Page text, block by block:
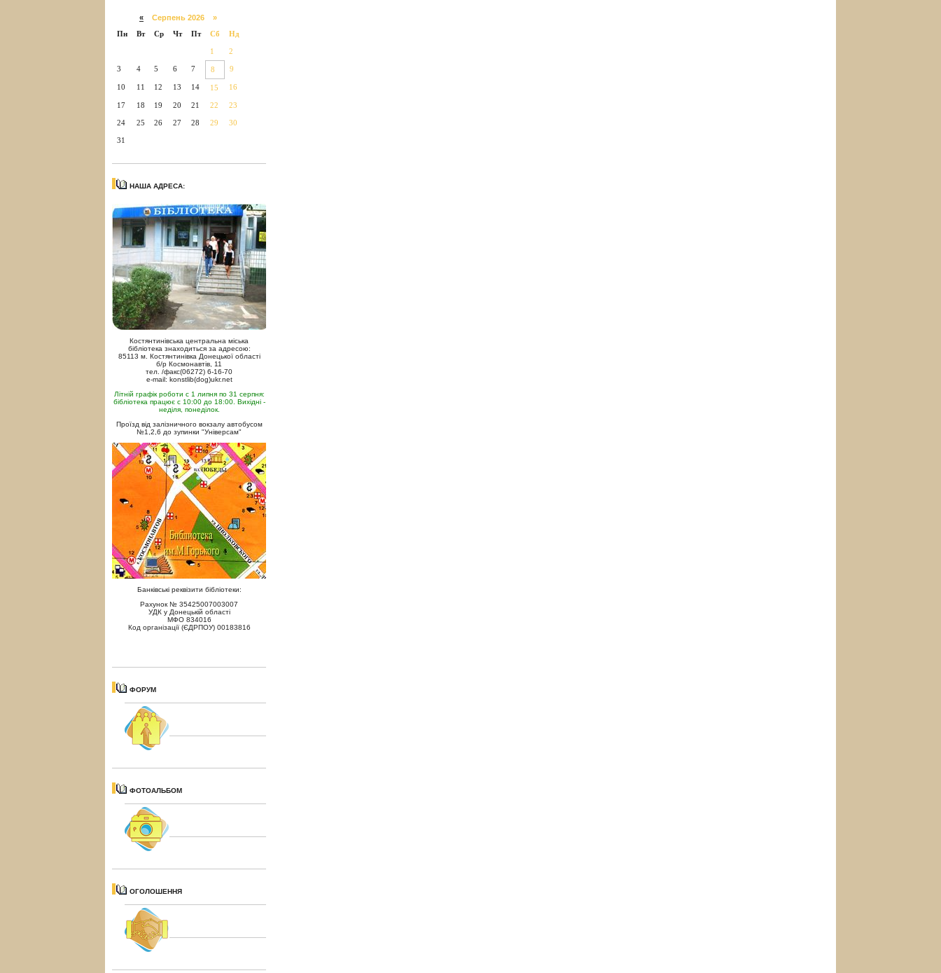
« Серпень 2026 »
Пн
Вт Ср Чт Пт Сб Нд
1 2
3 4 5 6 7 8 9
10 11 12 13 14 15 16
17 18 19 20 21 22 23
24 25 26 27 28 29 30
31
НАША АДРЕСА:
Костянтинівська центральна міська
бібліотека знаходиться за адресою:
85113 м. Костянтинівка Донецької області
б/р Космонавтів, 11
тел. /факс(06272) 6-16-70
e-mail: konstlib(dog)ukr.net
Літній графік роботи с 1 липня по 31 серпня:
бібліотека працює с 10:00 до 18:00. Вихідні -
неділя, понеділок.
Проїзд від залізничного вокзалу автобусом
№1,2,6 до зупинки "Універсам"
Банківські реквізити бібліотеки:
Рахунок № 35425007003007
УДК у Донецькій області
МФО 834016
Код організації (ЄДРПОУ) 00183816
ФОРУМ
ФОТОАЛЬБОМ
ОГОЛОШЕННЯ